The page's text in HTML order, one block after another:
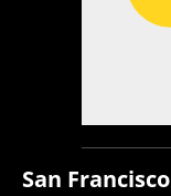
San Francisco